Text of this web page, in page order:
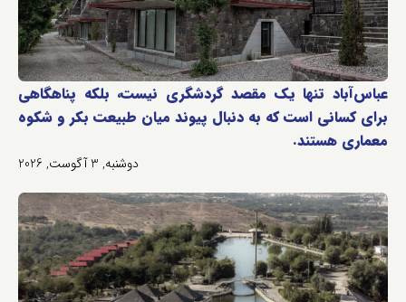
عباس‌آباد تنها یک مقصد گردشگری نیست، بلکه پناهگاهی
برای کسانی است که به دنبال پیوند میان طبیعت بکر و شکوه
معماری هستند.
دوشنبه, 3 آگوست, 2026